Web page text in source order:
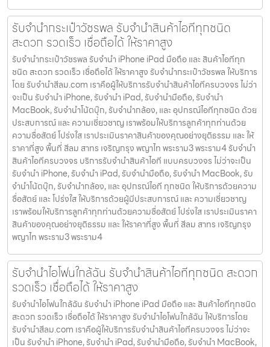
รับจำนำกระเป๋าวัชรพล รับจำนำสินค้าไอทีทุกชนิด
สะดวก รวดเร็ว เชื่อถือได้ ให้ราคาสูง
รับจำนำกระเป๋าวัชรพล รับจำนำ iPhone iPad มือถือ และ สินค้าไอทีทุก
ชนิด สะดวก รวดเร็ว เชื่อถือได้ ให้ราคาสูง รับจำนำกระเป๋าวัชรพล ให้บริการ
โดย รับจํานําสีลม.com เราคือผู้ให้บริการรับจำนำสินค้าไอทีครบวงจร ไม่ว่า
จะเป็น รับจำนำ iPhone, รับจำนำ iPad, รับจำนำมือถือ, รับจำนำ
MacBook, รับจำนำโน้ตบุ๊ก, รับจำนำกล้อง, และ อุปกรณ์ไอทีทุกชนิด ด้วย
ประสบการณ์ และ ความเชี่ยวชาญ เราพร้อมให้บริการลูกค้าทุกท่านด้วย
ความซื่อสัตย์ โปร่งใส เราประเมินราคาสินค้าของคุณอย่างยุติธรรม และ ให้
ราคาที่สูง พื้นที่ สีลม สาทร เจริญกรุง พญาไท พระราม3 พระราม4 รับจำนำ
สินค้าไอทีครบวงจร บริการรับจำนำสินค้าไอที แบบครบวงจร ไม่ว่าจะเป็น
รับจำนำ iPhone, รับจำนำ iPad, รับจำนำมือถือ, รับจำนำ MacBook, รับ
จำนำโน้ตบุ๊ก, รับจำนำกล้อง, และ อุปกรณ์ไอที ทุกชนิด ให้บริการด้วยความ
ซื่อสัตย์ และ โปร่งใส ให้บริการด้วยผู้มีประสบการณ์ และ ความเชี่ยวชาญ
เราพร้อมให้บริการลูกค้าทุกท่านด้วยความซื่อสัตย์ โปร่งใส เราประเมินราคา
สินค้าของคุณอย่างยุติธรรม และ ให้ราคาที่สูง พื้นที่ สีลม สาทร เจริญกรุง
พญาไท พระราม3 พระราม4
รับจำนำไอโฟนใกล้ฉัน รับจำนำสินค้าไอทีทุกชนิด สะดวก
รวดเร็ว เชื่อถือได้ ให้ราคาสูง
รับจำนำไอโฟนใกล้ฉัน รับจำนำ iPhone iPad มือถือ และ สินค้าไอทีทุกชนิด
สะดวก รวดเร็ว เชื่อถือได้ ให้ราคาสูง รับจำนำไอโฟนใกล้ฉัน ให้บริการโดย
รับจํานําสีลม.com เราคือผู้ให้บริการรับจำนำสินค้าไอทีครบวงจร ไม่ว่าจะ
เป็น รับจำนำ iPhone, รับจำนำ iPad, รับจำนำมือถือ, รับจำนำ MacBook,